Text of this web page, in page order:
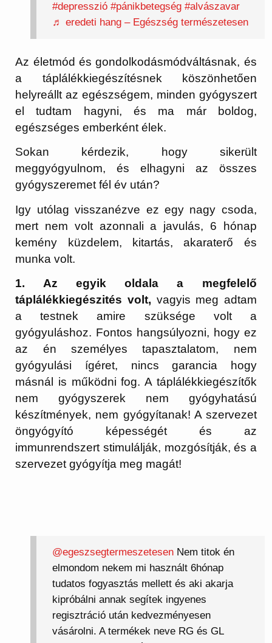
#depresszió #pánikbetegség #alvászavar
♬ eredeti hang – Egészség természetesen
Az életmód és gondolkodásmódváltásnak, és
a táplálékkiegészítésnek köszönhetően
helyreállt az egészségem, minden gyógyszert
el tudtam hagyni, és ma már boldog,
egészséges emberként élek.
Sokan kérdezik, hogy sikerült
meggyógyulnom, és elhagyni az összes
gyógyszeremet fél év után?
Igy utólag visszanézve ez egy nagy csoda,
mert nem volt azonnali a javulás, 6 hónap
kemény küzdelem, kitartás, akaraterő és
munka volt.
1. Az egyik oldala a megfelelő
táplálékkiegészités volt, vagyis meg adtam
a testnek amire szüksége volt a
gyógyuláshoz. Fontos hangsúlyozni, hogy ez
az én személyes tapasztalatom, nem
gyógyulási ígéret, nincs garancia hogy
másnál is működni fog. A táplálékkiegészítők
nem gyógyszerek nem gyógyhatású
készítmények, nem gyógyítanak! A szervezet
öngyógyító képességét és az
immunrendszert stimulálják, mozgósítják, és a
szervezet gyógyítja meg magát!
@egeszsegtermeszetesenNem titok én
elmondom nekem mi használt 6hónap
tudatos fogyasztás mellett és aki akarja
kipróbálni annak segítek ingyenes
regisztráció után kedvezményesen
vásárolni. A termékek neve RG és GL